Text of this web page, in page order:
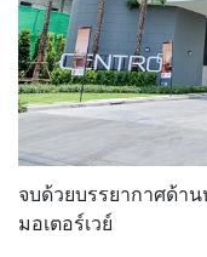
จบด้วยบรรยากาศด้า
มอเตอร์เวย์